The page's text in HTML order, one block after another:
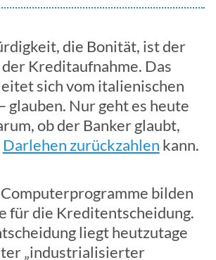
die Bonität, ist der
Kreditaufnahme. Das
sich vom italienischen
glauben. Nur geht es heute
ob der Banker glaubt,
Darlehen zurückzahlen kann.
bilden
für die Kreditentscheidung.
liegt heutzutage
„industrialisierter